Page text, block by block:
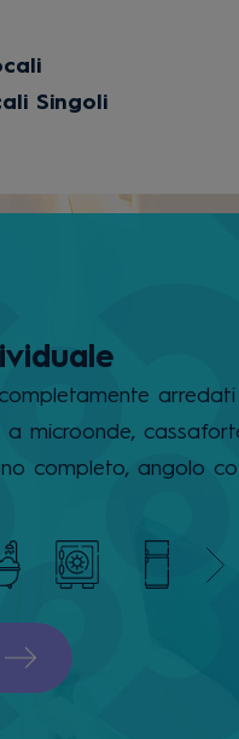
Singoli
microonde,
completo, angolo